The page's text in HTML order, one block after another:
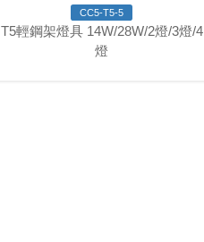
CC5-T5-5
T5輕鋼架燈具 14W/28W/2燈/3燈/4
燈